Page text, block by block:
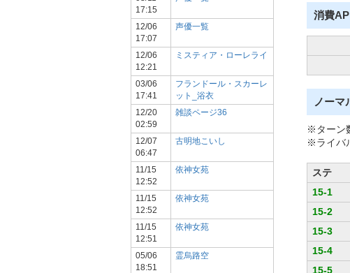
17:15
12/06
17:07
声優一覧
12/06
12:21
ミスティア・ローレライ
03/06
17:41
フランドール・スカーレ
ット_浴衣
12/20
02:59
雑談ページ36
12/07
06:47
古明地こいし
11/15
12:52
依神女苑
11/15
12:52
依神女苑
11/15
12:51
依神女苑
05/06
18:51
霊烏路空
消費AP
ノーマ
※ターン
※ライバ
ステ
15-1
15-2
15-3
15-4
15-5